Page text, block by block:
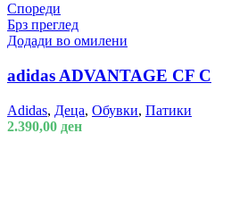
Спореди
Брз преглед
Додади во омилени
adidas ADVANTAGE CF C
Adidas, Деца, Обувки, Патики
2.390,00 ден